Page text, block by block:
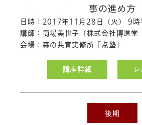
事の進め方
日時：2017年11月28日（火） 9
講師：筒場美世子（株式会社博進堂
会場：森の共育実修所「点塾」
講座詳細
後期